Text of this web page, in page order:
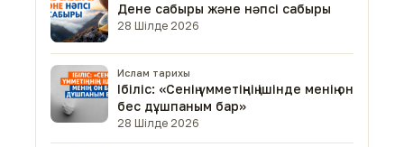
Дене сабыры және нәпсі сабыры
28 Шілде 2026
Ислам тарихы
Ібіліс: «Сенің үмметіңнің ішінде менің он
бес дұшпаным бар»
28 Шілде 2026